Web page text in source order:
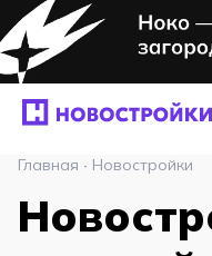
Главная · Новостройки